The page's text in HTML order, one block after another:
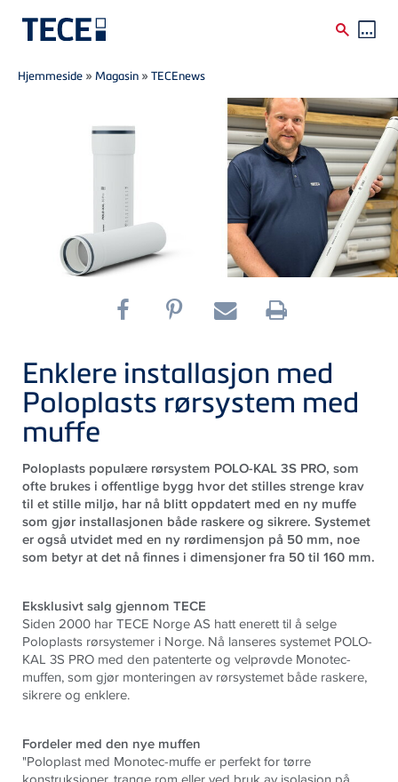
Skip to main content
Breadcrumb
Hjemmeside »Magasin »TECEnews
Enklere installasjon med
Poloplasts rørsystem med
muffe
Poloplasts populære rørsystem POLO-KAL 3S PRO, som
ofte brukes i offentlige bygg hvor det stilles strenge krav
til et stille miljø, har nå blitt oppdatert med en ny muffe
som gjør installasjonen både raskere og sikrere. Systemet
er også utvidet med en ny rørdimensjon på 50 mm, noe
som betyr at det nå finnes i dimensjoner fra 50 til 160 mm.
Eksklusivt salg gjennom TECE
Siden 2000 har TECE Norge AS hatt enerett til å selge
Poloplasts rørsystemer i Norge. Nå lanseres systemet POLO-
KAL 3S PRO med den patenterte og velprøvde Monotec-
muffen, som gjør monteringen av rørsystemet både raskere,
sikrere og enklere.
Fordeler med den nye muffen
"Poloplast med Monotec-muffe er perfekt for tørre